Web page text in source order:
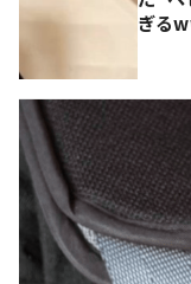
ぎる